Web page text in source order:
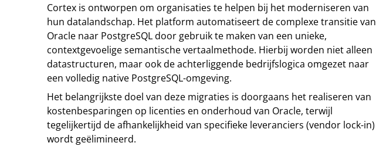
Cortex is ontworpen om organisaties te helpen bij het moderniseren van
hun datalandschap. Het platform automatiseert de complexe transitie van
Oracle naar PostgreSQL door gebruik te maken van een unieke,
contextgevoelige semantische vertaalmethode. Hierbij worden niet alleen
datastructuren, maar ook de achterliggende bedrijfslogica omgezet naar
een volledig native PostgreSQL-omgeving.
Het belangrijkste doel van deze migraties is doorgaans het realiseren van
kostenbesparingen op licenties en onderhoud van Oracle, terwijl
tegelijkertijd de afhankelijkheid van specifieke leveranciers (vendor lock-in)
wordt geëlimineerd.